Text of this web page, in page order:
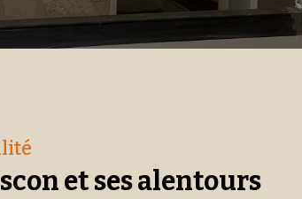
et ses alentours